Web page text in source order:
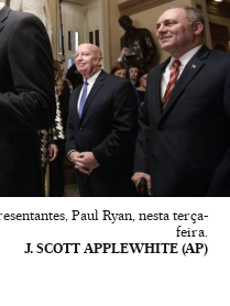
Paul Ryan, nesta terça-
feira.
J. SCOTT APPLEWHITE (AP)